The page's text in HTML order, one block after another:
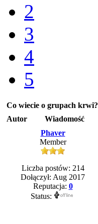
2
3
4
5
Co wiecie o grupach krwi?
Autor
Wiadomość
Phaver
Member
Liczba postów: 214
Dołączył: Aug 2017
Reputacja: 0
Status: